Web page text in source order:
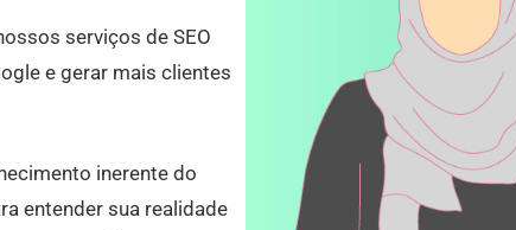
serviços de SEO
e gerar mais clientes
inerente do
entender sua realidade